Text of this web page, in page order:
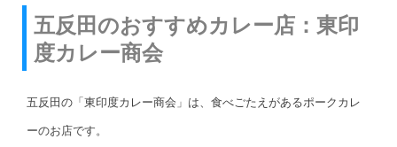
五反田のおすすめカレー店：東印
度カレー商会
五反田の「東印度カレー商会」は、食べごたえがあるポークカレ
ーのお店です。